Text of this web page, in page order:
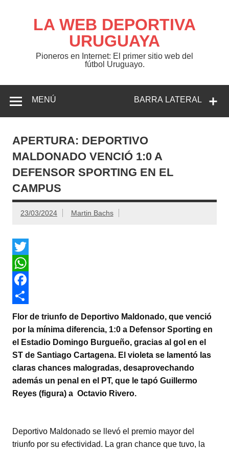
contenidoLA WEB DEPORTIVA
URUGUAYA
Pioneros en Internet: El primer sitio web del
fútbol Uruguayo.
BARRA LATERAL
MENÚ
APERTURA: DEPORTIVO
MALDONADO VENCIÓ 1:0 A
DEFENSOR SPORTING EN EL
CAMPUS
23/03/2024 Martin Bachs
T
w
t
t
e
W
h
a
t
s
p
p
F
a
c
e
o
o
C
o
m
a
r
i
r
Flor de triunfo de Deportivo Maldonado, que venció
por la mínima diferencia, 1:0 a Defensor Sporting en
el Estadio Domingo Burgueño, gracias al gol en el
ST de Santiago Cartagena. El violeta se lamentó las
claras chances malogradas, desaprovechando
además un penal en el PT, que le tapó Guillermo
Reyes (figura) a Octavio Rivero.
Deportivo Maldonado se llevó el premio mayor del
triunfo por su efectividad. La gran chance que tuvo, la